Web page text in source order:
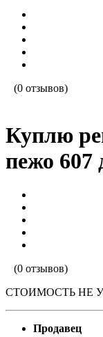
(0 отзывов)
Куплю
пежо 607
(0 отзывов)
СТОИМОСТЬ НЕ
Продавец